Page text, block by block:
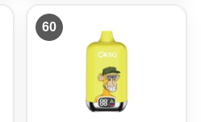
0
。
5
0
。
60